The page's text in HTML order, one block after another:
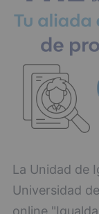
La Unidad de
Universidad
online